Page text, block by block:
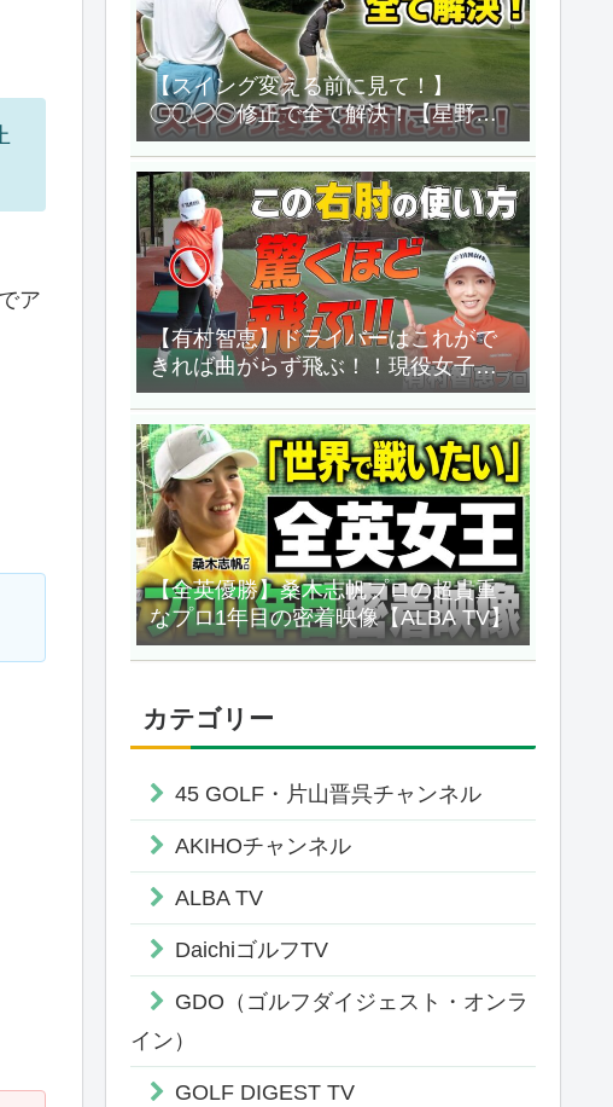
ア
【スイング変える前に見て！】
◯◯◯◯修正で全て解決！【星野英
正「オレに任せろ!」】
【有村智恵】ドライバーはこれがで
きれば曲がらず飛ぶ！！現役女子プ
ロの飛距離の秘密教えます！！
【UUUM GOLF】
【全英優勝】桑木志帆プロの超貴重
なプロ1年目の密着映像【ALBA TV】
カテゴリー
45 GOLF・片山晋呉チャンネル
AKIHOチャンネル
ALBA TV
DaichiゴルフTV
GDO（ゴルフダイジェスト・オンラ
イン）
GOLF DIGEST TV